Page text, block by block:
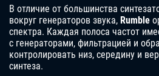
В отличие от большинства
вокруг генераторов звука, Rumble
спектра. Каждая полоса частот
с генераторами, фильтрацией и
контролировать низ, середину и
синтеза.